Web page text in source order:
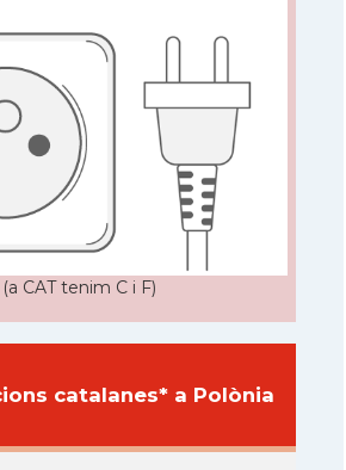
(a CAT tenim C i F)
catalanes* a Polònia